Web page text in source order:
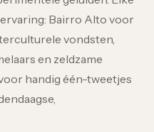
Bairro Alto voor
vondsten,
en zeldzame
handig één-tweetjes